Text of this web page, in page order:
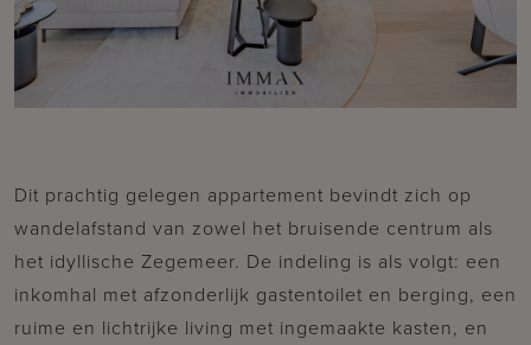
Dit prachtig gelegen appartement bevindt zich op
wandelafstand van zowel het bruisende centrum als
het idyllische Zegemeer. De indeling is als volgt: een
inkomhal met afzonderlijk gastentoilet en berging, een
ruime en lichtrijke living met ingemaakte kasten, en